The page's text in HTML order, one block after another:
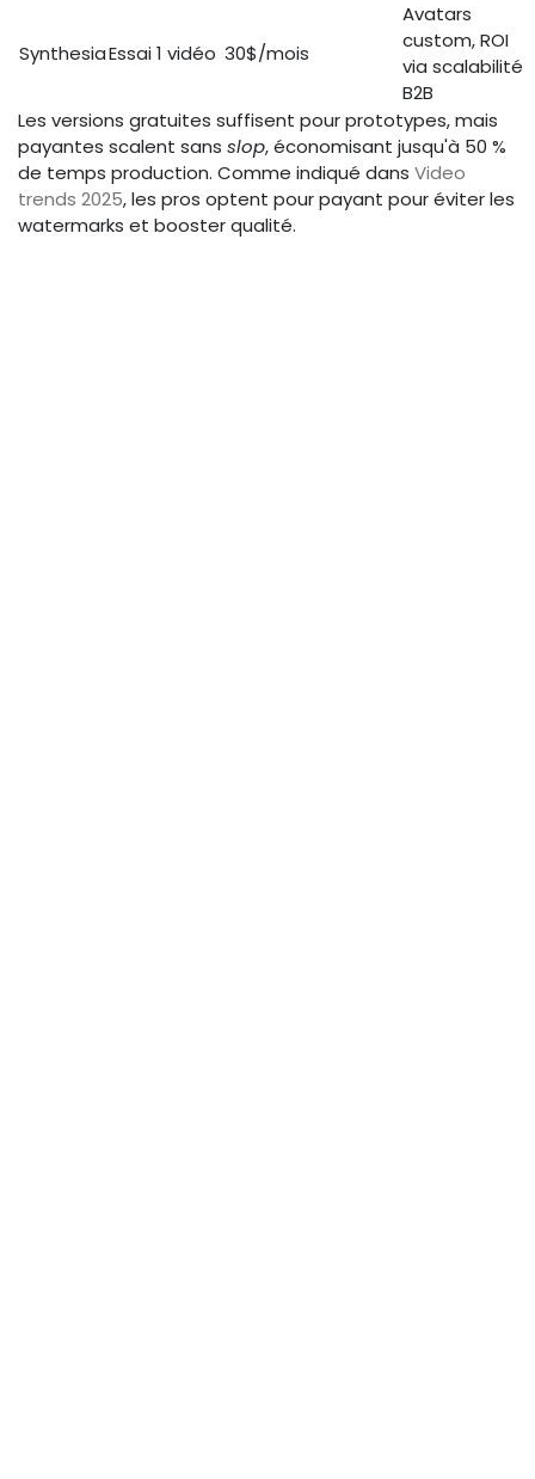
SynthesiaEssai 1 vidéo 30$/mois
Avatars
custom, ROI
via scalabilité
B2B
Les versions gratuites suffisent pour prototypes, mais
payantes scalent sans slop, économisant jusqu'à 50 %
de temps production. Comme indiqué dans Video
trends 2025, les pros optent pour payant pour éviter les
watermarks et booster qualité.